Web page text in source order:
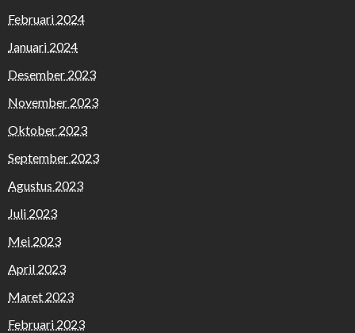
Februari 2024
Januari 2024
Desember 2023
November 2023
Oktober 2023
September 2023
Agustus 2023
Juli 2023
Mei 2023
April 2023
Maret 2023
Februari 2023